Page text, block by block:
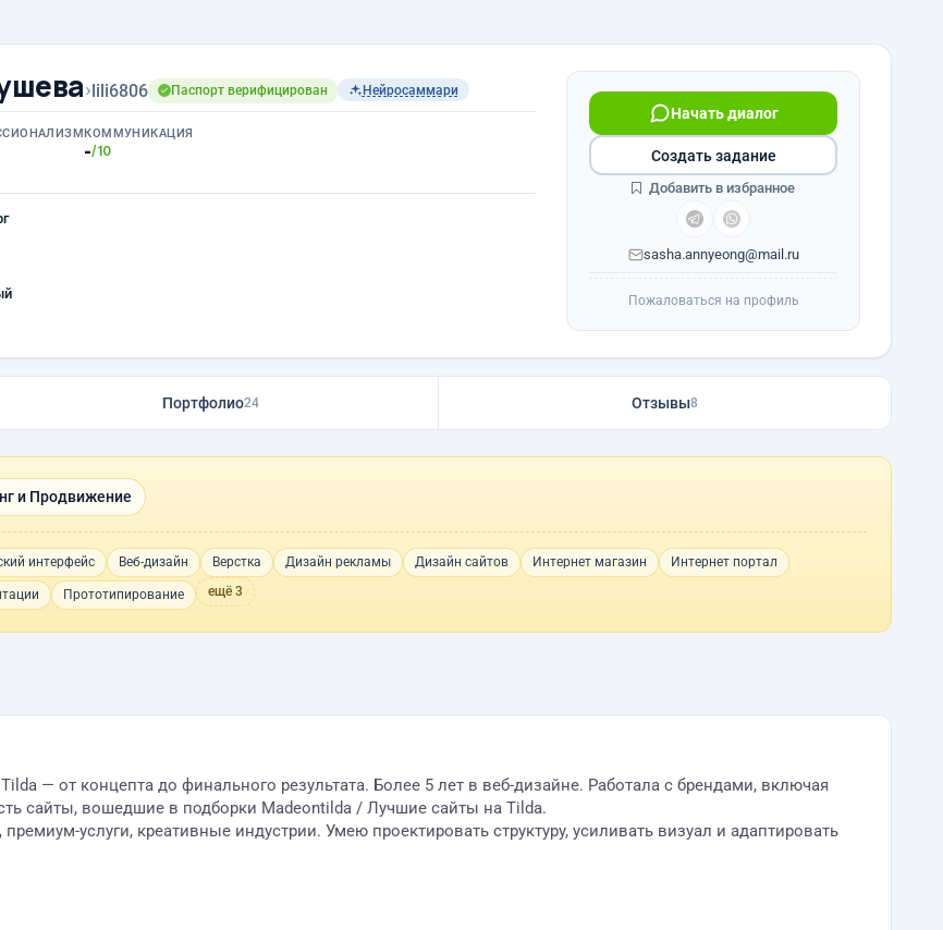
›lili6806 Паспорт верифицирован Нейросаммари
КОММУНИКАЦИЯ
-/10
Начать диалог
sasha.annyeong@mail.ru
Создать задание
Добавить в избранное
Пожаловаться на профиль
Портфолио24 Отзывы8
и Продвижение
интерфейс Веб-дизайн Верстка Дизайн рекламы Дизайн сайтов Интернет магазин Интернет портал
Прототипирование ещё 3
— от концепта до финального результата. Более 5 лет в веб-дизайне. Работала с брендами, включая
сайты, вошедшие в подборки Madeontilda / Лучшие сайты на Tilda.
услуги, креативные индустрии. Умею проектировать структуру, усиливать визуал и адаптировать